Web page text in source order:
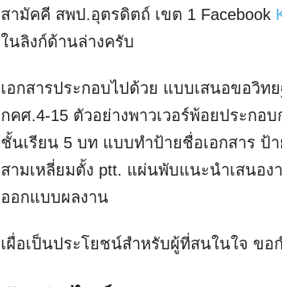
สามัคคี สพป.อุตรดิตถ์ เขต 1 Facebook
ในลิงก์ด้านล่างครับ
เอกสารประกอบไปด้วย แบบเสนอขอวิท
กคศ.4-15 ตัวอย่างพาวเวอร์พ้อยประกอ
ชั้นเรียน 5 บท แบบทำป้ายชื่อเอกสาร ป้
สามเหลี่ยมตั้ง ptt. แผ่นพับแนะนำเสนอ
ออกแบบผลงาน
เผื่อเป็นประโยชน์สำหรับผู้ที่สนในใจ ข